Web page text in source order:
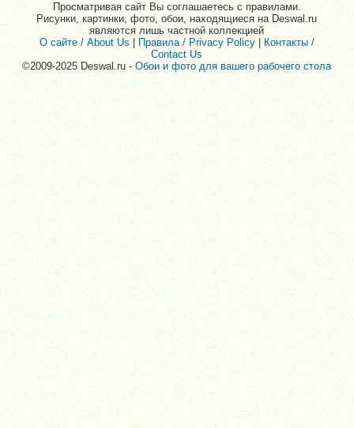
Просматривая сайт Вы соглашаетесь с правилами.
Рисунки, картинки, фото, обои, находящиеся на Deswal.ru
являются лишь частной коллекцией
О сайте / About Us|Правила / Privacy Policy
Контакты /
Contact Us
©2009-2025 Deswal.ru -Обои и фото для вашего рабочего стола